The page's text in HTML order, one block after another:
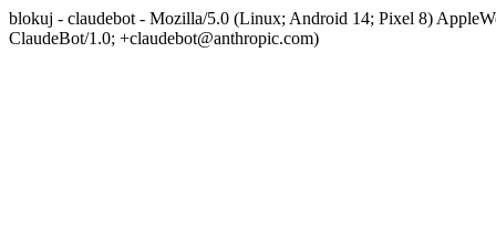
blokuj - claudebot - Mozilla/5.0 (Linux; Android 14; Pixel 8)
ClaudeBot/1.0; +claudebot@anthropic.com)